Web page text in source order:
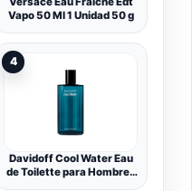
Vapo 50 Ml 1 Unidad 50 g
4
Davidoff Cool Water Eau
de Toilette para Hombre |